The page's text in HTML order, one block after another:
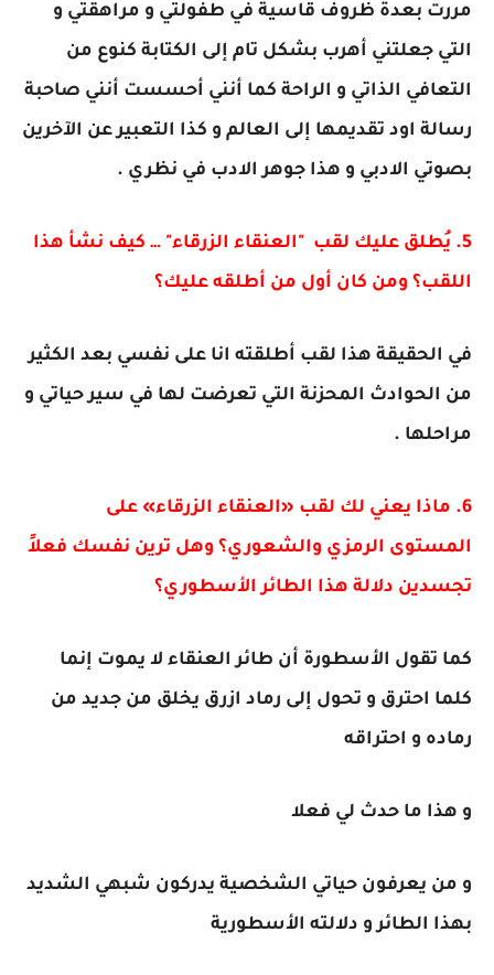
مررت بعدة ظروف قاسية في طفولتي و مراهقتي و
التي جعلتني أهرب بشكل تام إلى الكتابة كنوع من
التعافي الذاتي و الراحة كما أنني أحسست أنني صاحبة
رسالة اود تقديمها إلى العالم و كذا التعبير عن الآخرين
بصوتي الادبي و هذا جوهر الادب في نظري .
5. يُطلق عليك لقب "العنقاء الزرقاء" … كيف نشأ هذا
اللقب؟ ومن كان أول من أطلقه عليك؟
في الحقيقة هذا لقب أطلقته انا على نفسي بعد الكثير
من الحوادث المحزنة التي تعرضت لها في سير حياتي و
مراحلها .
6. ماذا يعني لك لقب «العنقاء الزرقاء» على
المستوى الرمزي والشعوري؟ وهل ترين نفسك فعلاً
تجسدين دلالة هذا الطائر الأسطوري؟
كما تقول الأسطورة أن طائر العنقاء لا يموت إنما
كلما احترق و تحول إلى رماد ازرق يخلق من جديد من
رماده و احتراقه
و هذا ما حدث لي فعلا
و من يعرفون حياتي الشخصية يدركون شبهي الشديد
بهذا الطائر و دلالته الأسطورية